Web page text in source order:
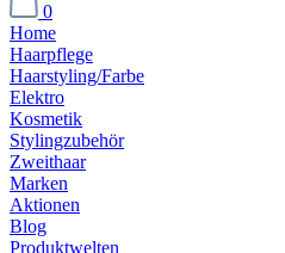
0
Home
Haarpflege
Haarstyling/Farbe
Elektro
Kosmetik
Stylingzubehör
Zweithaar
Marken
Aktionen
Blog
Produktwelten